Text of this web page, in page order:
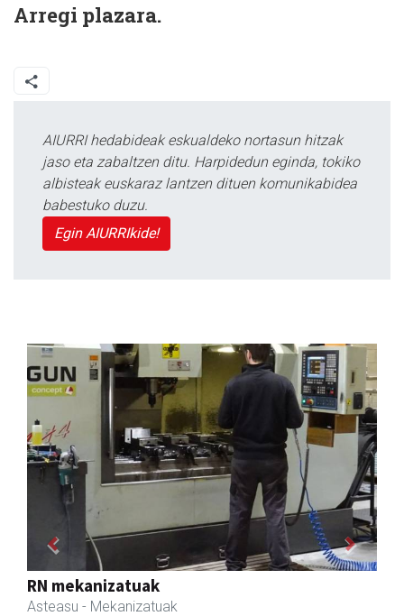
Arregi plazara.
AIURRI hedabideak eskualdeko nortasun hitzak
jaso eta zabaltzen ditu. Harpidedun eginda, tokiko
albisteak euskaraz lantzen dituen komunikabidea
babestuko duzu.
Egin AIURRIkide!
Zizurkilgo Udala
Zizurkil - Udaletxeak
Previous Next